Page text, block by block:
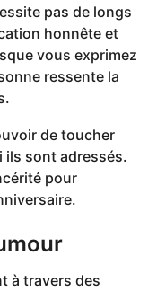
pas de longs
honnête et
vous exprimez
ressente la
de toucher
sont adressés.
pour
à travers des